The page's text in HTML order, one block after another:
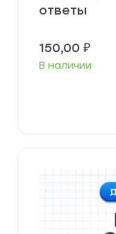
ответы
150,00 ₽
В наличии